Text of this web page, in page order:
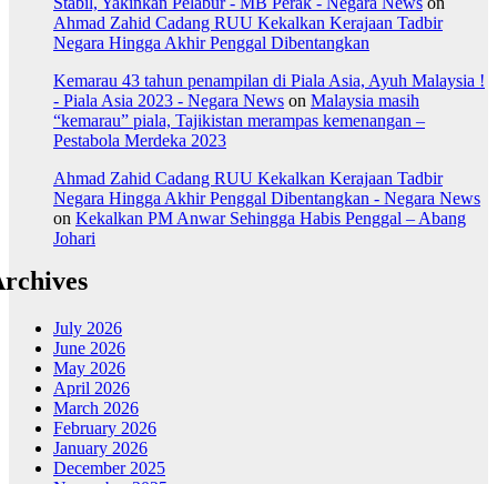
Ahmad Zahid Cadang RUU Kekalkan Kerajaan Tadbir
Negara Hingga Akhir Penggal Dibentangkan
Kemarau 43 tahun penampilan di Piala Asia, Ayuh Malaysia !
- Piala Asia 2023 - Negara News on Malaysia masih
“kemarau” piala, Tajikistan merampas kemenangan –
Pestabola Merdeka 2023
Ahmad Zahid Cadang RUU Kekalkan Kerajaan Tadbir
Negara Hingga Akhir Penggal Dibentangkan - Negara News
on Kekalkan PM Anwar Sehingga Habis Penggal – Abang
Johari
July 2026
June 2026
May 2026
April 2026
March 2026
February 2026
January 2026
December 2025